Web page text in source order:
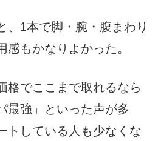
、1本で脚・腕・腹まわり
感もかなりよかった。
格でここまで取れるなら
最強」といった声が多
トしている人も少なくな